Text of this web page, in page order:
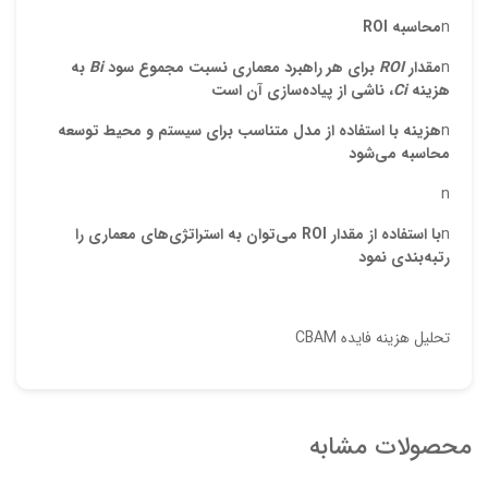
nمحاسبه ROI
nمقدارROI براي هر راهبرد معماري نسبت مجموع سودBi به
هزينهCi ، ناشی از پياده‌سازي آن است
nهزينه با استفاده از مدل متناسب براي سيستم و محيط توسعه
محاسبه مي‌شود
n
nبا استفاده از مقدار ROI مي‌توان به استراتژيهاي معماري را
رتبهبندي نمود
تحليل هزينه فايده CBAM
محصولات مشابه